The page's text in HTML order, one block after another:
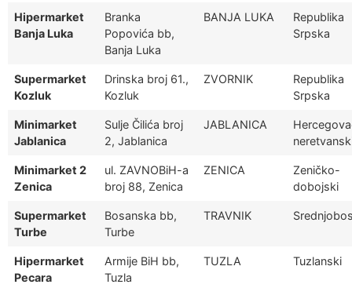
Hipermarket
Banja Luka
Branka
Popovića bb,
Banja Luka
BANJA LUKA
Republika
Srpska
Supermarket
Kozluk
Drinska broj 61.,
Kozluk
ZVORNIK
Republika
Srpska
Minimarket
Jablanica
Sulje Čilića broj
2, Jablanica
JABLANICA
Minimarket 2
Zenica
ul. ZAVNOBiH-a
broj 88, Zenica
ZENICA
Zeničko-
dobojski
Supermarket
Turbe
Bosanska bb,
Turbe
TRAVNIK
Hipermarket
Pecara
Armije BiH bb,
Tuzla
TUZLA Tuzlanski